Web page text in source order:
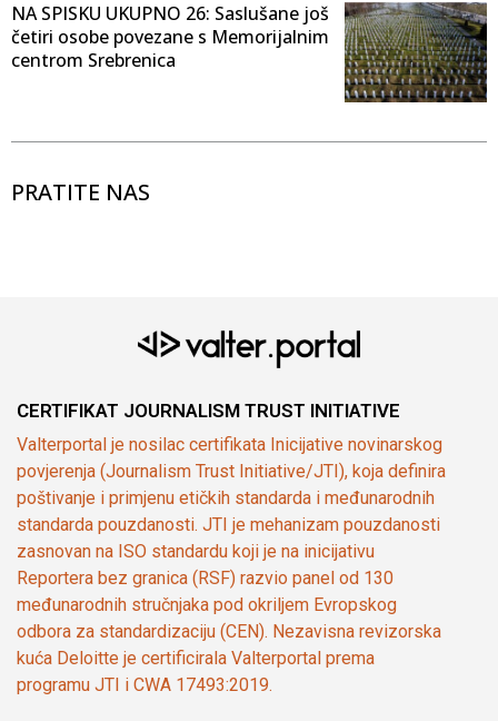
NA SPISKU UKUPNO 26: Saslušane još
četiri osobe povezane s Memorijalnim
centrom Srebrenica
PRATITE NAS
CERTIFIKAT JOURNALISM TRUST INITIATIVE
Valterportal je nosilac certifikata Inicijative novinarskog
povjerenja (Journalism Trust Initiative/JTI), koja definira
poštivanje i primjenu etičkih standarda i međunarodnih
standarda pouzdanosti. JTI je mehanizam pouzdanosti
zasnovan na ISO standardu koji je na inicijativu
Reportera bez granica (RSF) razvio panel od 130
međunarodnih stručnjaka pod okriljem Evropskog
odbora za standardizaciju (CEN). Nezavisna revizorska
kuća Deloitte je certificirala Valterportal prema
programu JTI i CWA 17493:2019.